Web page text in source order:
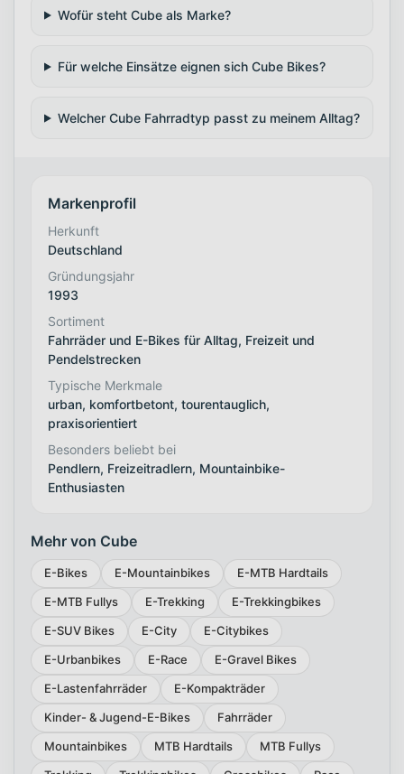
Wofür steht Cube als Marke?
Für welche Einsätze eignen sich Cube Bikes?
Welcher Cube Fahrradtyp passt zu meinem Alltag?
Markenprofil
Herkunft
Deutschland
Gründungsjahr
1993
Sortiment
Fahrräder und E-Bikes für Alltag, Freizeit und
Pendelstrecken
Typische Merkmale
urban, komfortbetont, tourentauglich,
praxisorientiert
Besonders beliebt bei
Pendlern, Freizeitradlern, Mountainbike-
Enthusiasten
Mehr von Cube
E-Bikes E-Mountainbikes
E-MTB Hardtails
E-MTB Fullys
E-Trekking
E-Trekkingbikes
E-SUV Bikes
E-City
E-Citybikes
E-Urbanbikes
E-Race
E-Gravel Bikes
E-Lastenfahrräder
E-Kompakträder
Kinder- & Jugend-E-Bikes
Fahrräder
Mountainbikes
MTB Hardtails
MTB Fullys